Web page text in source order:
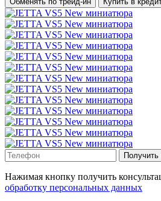
Получить
Нажимая кнопку получить
обработку персональных данных